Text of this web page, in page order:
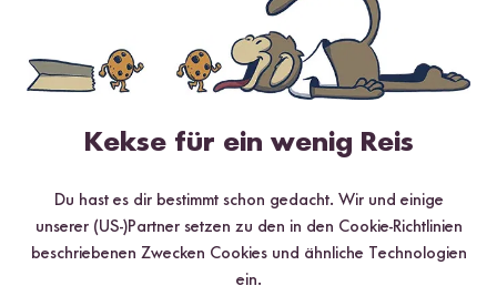
Kekse für ein wenig Reis
Du hast es dir bestimmt schon gedacht. Wir und einige
unserer (US-)Partner setzen zu den in den Cookie-Richtlinien
beschriebenen Zwecken Cookies und ähnliche Technologien
ein.